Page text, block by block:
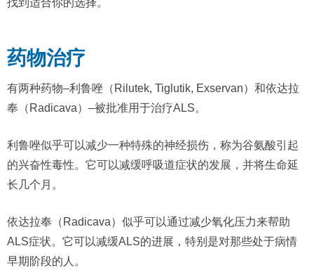
药物治疗
有两种药物–利鲁唑（Rilutek, Tiglutik, Exservan）和依达拉
奉（Radicava）–被批准用于治疗ALS。
利鲁唑似乎可以减少一种特殊的神经损伤，称为谷氨酸引起
的兴奋性毒性。它可以减缓呼吸道症状的发展，并将生命延
长几个月。
依达拉奉（Radicava）似乎可以通过减少氧化压力来帮助
ALS症状。它可以减缓ALS的进展，特别是对那些处于病情
早期阶段的人。